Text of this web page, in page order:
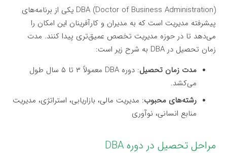
DBA (Doctor of Business Administration) یکی از برنامه‌های
پیشرفته مدیریت است که به مدیران و کارآفرینان این امکان را
می‌دهد تا در حوزه مدیریت تخصص عمیق‌تری پیدا کنند. مدت
زمان تحصیل در DBA به شرح زیر است:
مدت زمان تحصیل
: دوره DBA معمولاً ۳ تا ۵ سال طول
می‌کشد.
رشته‌های محبوب: مدیریت مالی، بازاریابی، استراتژی، مدیریت
منابع انسانی، نوآوری
مراحل تحصیل در دوره DBA